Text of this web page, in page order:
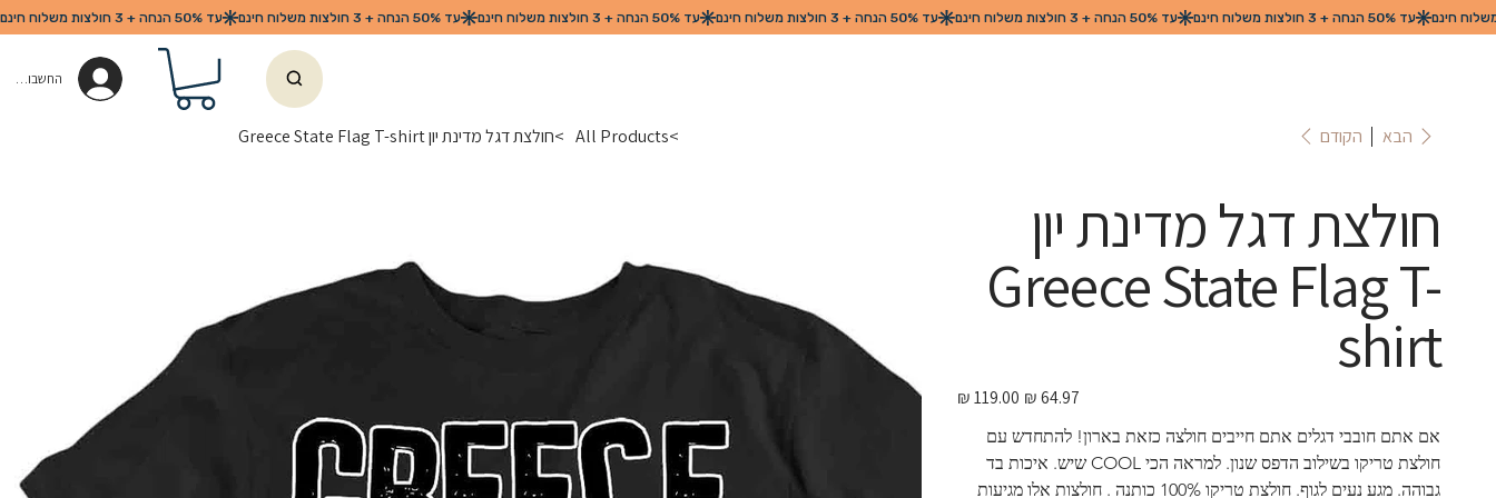
החשבון שלי
>
All Products
>חולצת דגל מדינת יון Greece State Flag T-shirt הקודם הבא
חולצת דגל מדינת יון
Greece State Flag T-
shirt
מחיר
מקורי
מחיר
מבצע
אם אתם חובבי דגלים אתם חייבים חולצה כזאת בארון! להתחדש עם
חולצת טריקו בשילוב הדפס שנון. למראה הכי COOL שיש. איכות בד
גבוהה. מגע נעים לגוף. חולצת טריקו 100% כותנה . חולצות אלו מגיעות